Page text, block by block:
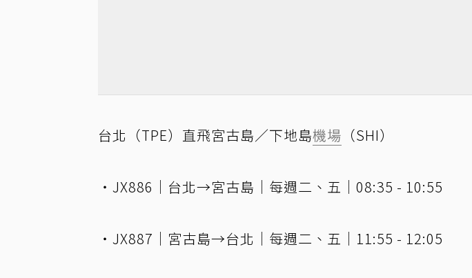
台北（TPE）直飛宮古島／下地島機場 （SHI）
・JX886｜台北→宮古島｜每週二、五｜08:35 - 10:55
・JX887｜宮古島→台北｜每週二、五｜11:55 - 12:05